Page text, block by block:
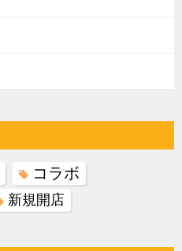
コラボ
新規開店